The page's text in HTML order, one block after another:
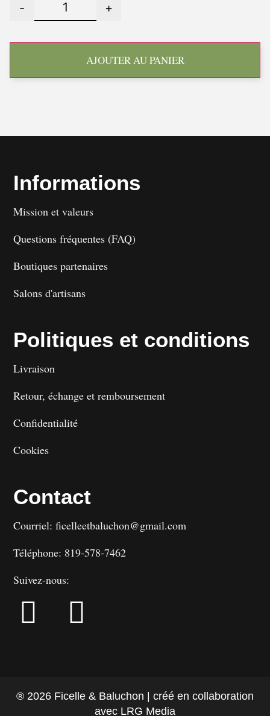
- +
AJOUTER AU PANIER
Informations
Mission et valeurs
Questions fréquentes (FAQ)
Boutiques partenaires
Salons d'artisans
Politiques et conditions
Livraison
Retour, échange et remboursement
Confidentialité
Cookies
Contact
Courriel: ficelleetbaluchon@gmail.com
Téléphone: 819-578-7462
Suivez-nous:
® 2026 Ficelle & Baluchon | créé en collaboration
avec LRG Media